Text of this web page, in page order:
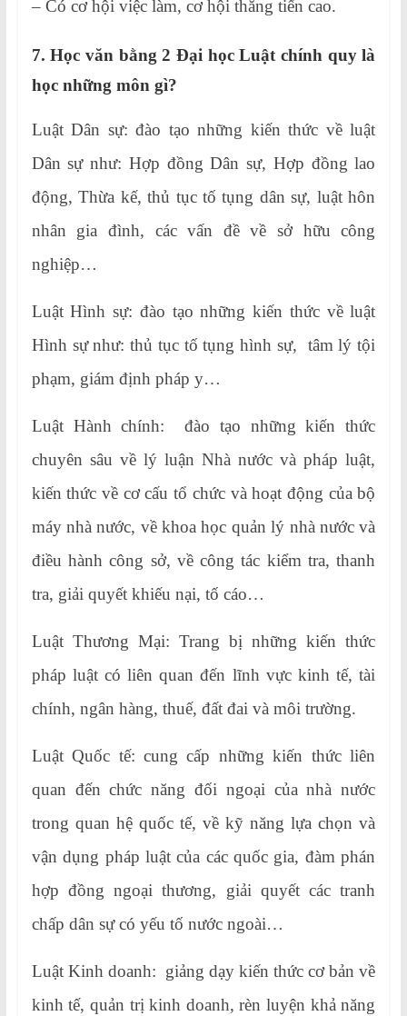
– Có cơ hội việc làm, cơ hội thăng tiến cao.
7. Học văn bằng 2 Đại học Luật chính quy là
học những môn gì?
Luật Dân sự: đào tạo những kiến thức về luật
Dân sự như: Hợp đồng Dân sự, Hợp đồng lao
động, Thừa kế, thủ tục tố tụng dân sự, luật hôn
nhân gia đình, các vấn đề về sở hữu công
nghiệp…
Luật Hình sự: đào tạo những kiến thức về luật
Hình sự như: thủ tục tố tụng hình sự, tâm lý tội
phạm, giám định pháp y…
Luật Hành chính: đào tạo những kiến thức
chuyên sâu về lý luận Nhà nước và pháp luật,
kiến thức về cơ cấu tổ chức và hoạt động của bộ
máy nhà nước, về khoa học quản lý nhà nước và
điều hành công sở, về công tác kiểm tra, thanh
tra, giải quyết khiếu nại, tố cáo…
Luật Thương Mại: Trang bị những kiến thức
pháp luật có liên quan đến lĩnh vực kinh tế, tài
chính, ngân hàng, thuế, đất đai và môi trường.
Luật Quốc tế: cung cấp những kiến thức liên
quan đến chức năng đối ngoại của nhà nước
trong quan hệ quốc tế, về kỹ năng lựa chọn và
vận dụng pháp luật của các quốc gia, đàm phán
hợp đồng ngoại thương, giải quyết các tranh
chấp dân sự có yếu tố nước ngoài…
Luật Kinh doanh: giảng dạy kiến thức cơ bản về
kinh tế, quản trị kinh doanh, rèn luyện khả năng